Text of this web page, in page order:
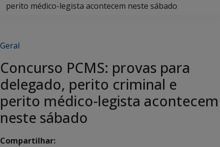
perito médico-legista acontecem neste sábado
Geral
Concurso PCMS: provas para
delegado, perito criminal e
perito médico-legista acontecem
neste sábado
Compartilhar: